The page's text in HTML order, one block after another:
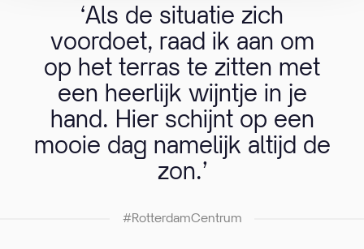
‘Als de situatie zich
voordoet, raad ik aan om
op het terras te zitten met
een heerlijk wijntje in je
hand. Hier schijnt op een
mooie dag namelijk altijd de
zon.’
#RotterdamCentrum